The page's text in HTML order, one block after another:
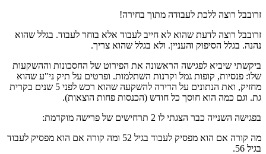
זרובבל רוצה ללכת לעבודה מתוך בחירה!
זרובבל רוצה לדעת שהוא לא חייב לעבוד אלא בוחר לעבוד. בגלל שהוא
נהנה. בגלל הסיפוק והעניין. ולא בגלל שהוא צריך.
ביקשתי שיביא לפגישה הראשונה את הפירוט של החסכונות וההשקעות
שלו: פנסיות, קופות גמל וקרנות השתלמות. ופרטים על תיק ני"ע שהוא
מחזיק, ואת הנתונים על הדירה להשקעה שהוא רכש לפני 5 שנים בקרית
גת. וגם כמה הוא חוסך כל חודש (הכנסות פחות הוצאות).
בפגישה השנייה כבר הצגתי לו 2 תרחישים של פרישה מוקדמת:
מה קורה אם הוא מפסיק לעבוד בגיל 52 ומה קורה אם הוא מפסיק לעבוד
בגיל 56.